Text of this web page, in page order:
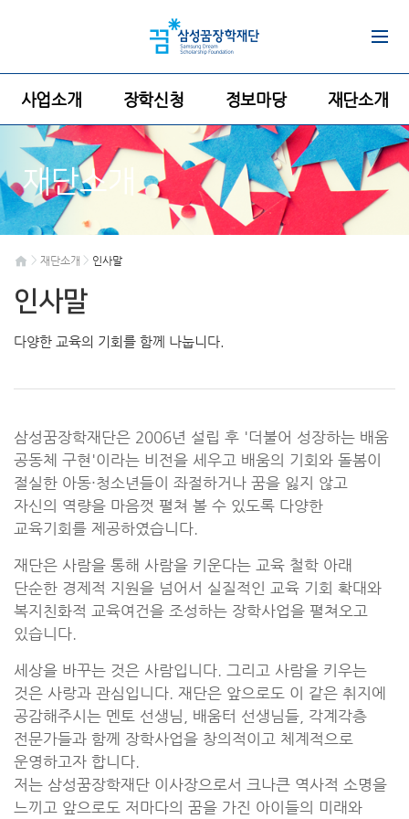
사업소개 장학신청 정보마당 재단소개
재단소개
> 재단소개 > 인사말
인사말
다양한 교육의 기회를 함께 나눕니다.
삼성꿈장학재단은 2006년 설립 후 '더불어 성장하는 배움
공동체 구현'이라는 비전을 세우고 배움의 기회와 돌봄이
절실한 아동·청소년들이 좌절하거나 꿈을 잃지 않고
자신의 역량을 마음껏 펼쳐 볼 수 있도록 다양한
교육기회를 제공하였습니다.
재단은 사람을 통해 사람을 키운다는 교육 철학 아래
단순한 경제적 지원을 넘어서 실질적인 교육 기회 확대와
복지친화적 교육여건을 조성하는 장학사업을 펼쳐오고
있습니다.
세상을 바꾸는 것은 사람입니다. 그리고 사람을 키우는
것은 사랑과 관심입니다. 재단은 앞으로도 이 같은 취지에
공감해주시는 멘토 선생님, 배움터 선생님들, 각계각층
전문가들과 함께 장학사업을 창의적이고 체계적으로
운영하고자 합니다.
저는 삼성꿈장학재단 이사장으로서 크나큰 역사적 소명을
느끼고 앞으로도 저마다의 꿈을 가진 아이들의 미래와